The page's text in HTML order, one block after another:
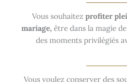
Vous souhaitez profiter
mariage, être dans la magie
des moments privilégiés
Vous voulez conserver des